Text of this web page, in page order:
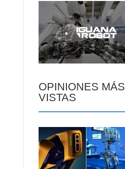
OPINIONES MÁS
VISTAS